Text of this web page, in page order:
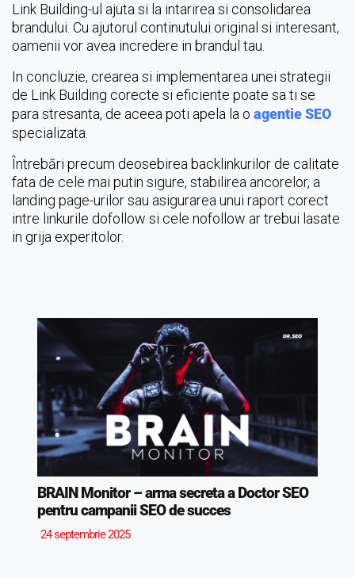
Link Building-ul ajuta si la intarirea si consolidarea
brandului. Cu ajutorul continutului original si interesant,
oamenii vor avea incredere in brandul tau.
In concluzie, crearea si implementarea unei strategii
de Link Building corecte si eficiente poate sa ti se
para stresanta, de aceea poti apela la o agentie SEO
specializata.
Întrebări precum deosebirea backlinkurilor de calitate
fata de cele mai putin sigure, stabilirea ancorelor, a
landing page-urilor sau asigurarea unui raport corect
intre linkurile dofollow si cele nofollow ar trebui lasate
in grija experitolor.
BRAIN Monitor – arma secreta a Doctor SEO
pentru campanii SEO de succes
24 septembrie 2025